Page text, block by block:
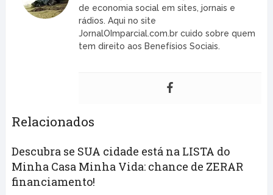
de economia social em sites, jornais e
rádios. Aqui no site
JornalOImparcial.com.br cuido sobre quem
tem direito aos Benefísios Sociais.
Relacionados
Descubra se SUA cidade está na LISTA do
Minha Casa Minha Vida: chance de ZERAR
financiamento!